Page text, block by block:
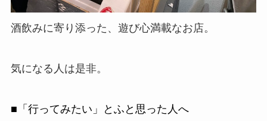
酒飲みに寄り添った、遊び心満載なお店。
気になる人は是非。
■「行ってみたい」とふと思った人へ